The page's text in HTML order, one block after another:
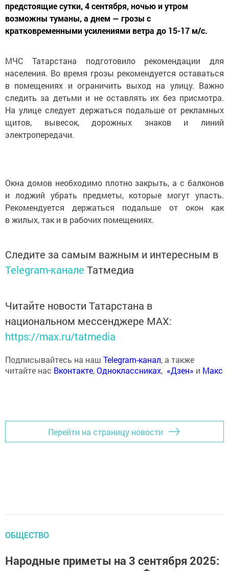
предстоящие сутки, 4 сентября, ночью и утром
возможны туманы, а днем — грозы с
кратковременными усилениями ветра до 15-17 м/с.
МЧС Татарстана подготовило рекомендации для
населения. Во время грозы рекомендуется оставаться
в помещениях и ограничить выход на улицу. Важно
следить за детьми и не оставлять их без присмотра.
На улице следует держаться подальше от рекламных
щитов, вывесок, дорожных знаков и линий
электропередачи.
Окна домов необходимо плотно закрыть, а с балконов
и лоджий убрать предметы, которые могут упасть.
Рекомендуется держаться подальше от окон как
в жилых, так и в рабочих помещениях.
Следите за самым важным и интересным в
Telegram-канале Татмедиа
Читайте новости Татарстана в
национальном мессенджере MАХ:
https://max.ru/tatmedia
Подписывайтесь на наш Telegram-канал, а также
читайте нас Вконтакте,Одноклассниках, «Дзен» и Макс
Перейти на страницу новости
ОБЩЕСТВО
Народные приметы на 3 сентября 2025: